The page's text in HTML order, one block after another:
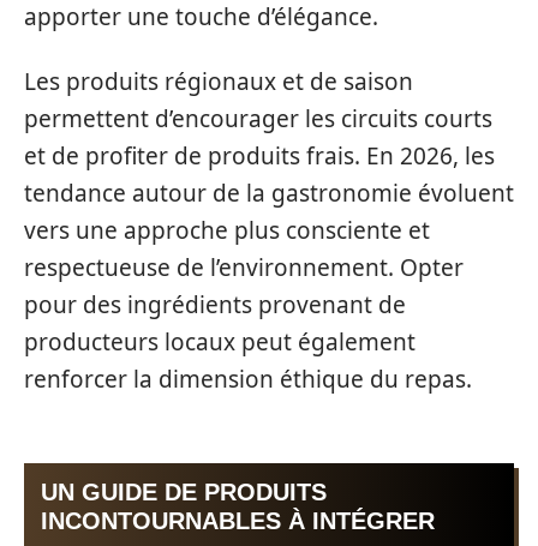
apporter une touche d’élégance.
Les produits régionaux et de saison
permettent d’encourager les circuits courts
et de profiter de produits frais. En 2026, les
tendance autour de la gastronomie évoluent
vers une approche plus consciente et
respectueuse de l’environnement. Opter
pour des ingrédients provenant de
producteurs locaux peut également
renforcer la dimension éthique du repas.
UN GUIDE DE PRODUITS
INCONTOURNABLES À INTÉGRER